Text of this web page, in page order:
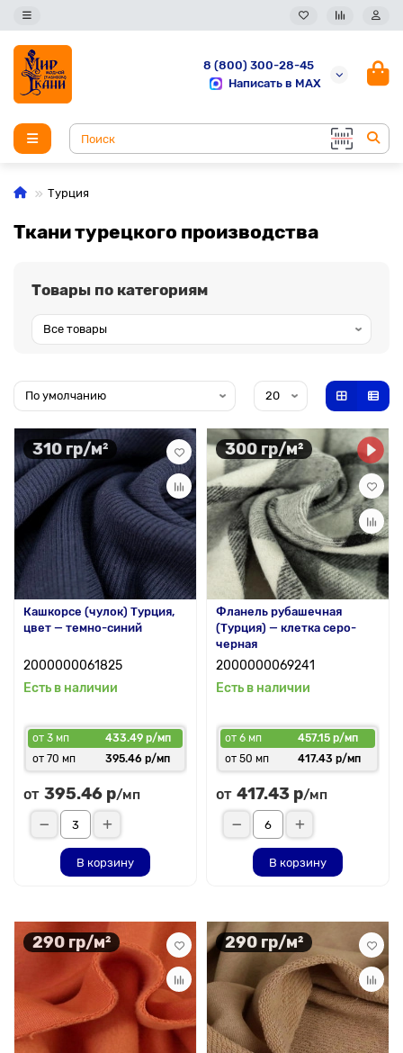
8 (800) 300-28-45
Написать в MAX
Турция
Ткани турецкого производства
Товары по категориям
310 гр/м²
Кашкорсе (чулок) Турция,
цвет — темно-синий
2000000061825
Есть в наличии
от 3 мп
433.49 р/мп
от 70 мп
395.46 р/мп
от 395.46 р/мп
В корзину
300 гр/м²
Фланель рубашечная
(Турция) — клетка серо-
черная
2000000069241
Есть в наличии
от 6 мп
457.15 р/мп
от 50 мп
417.43 р/мп
от 417.43 р/мп
В корзину
290 гр/м² 290 гр/м²